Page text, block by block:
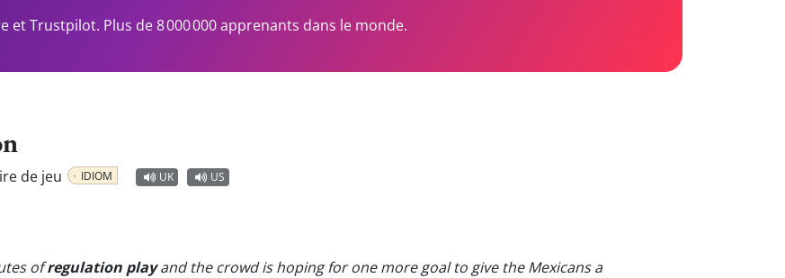
et Trustpilot. Plus de 8 000 000 apprenants dans le monde.
de jeu IDIOM UK US
ofregulation playand the crowd is hoping for one more goal to give the Mexicans a